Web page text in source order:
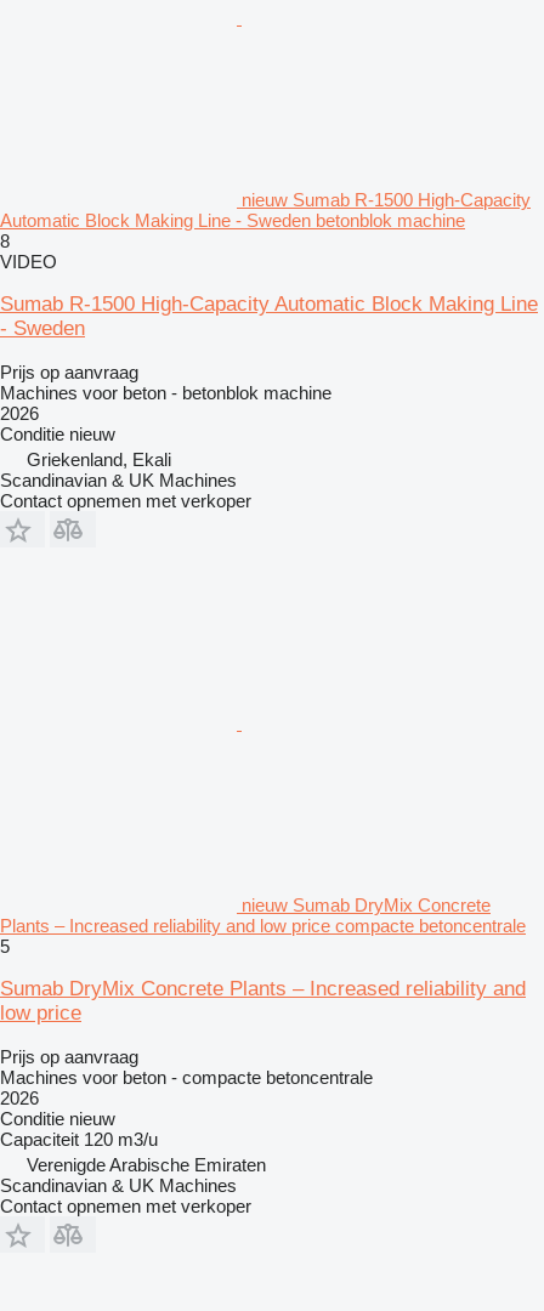
nieuw Sumab R-1500 High-Capacity
Automatic Block Making Line - Sweden betonblok machine
8
VIDEO
Sumab R-1500 High-Capacity Automatic Block Making Line
- Sweden
Prijs op aanvraag
Machines voor beton - betonblok machine
2026
Conditie nieuw
Griekenland, Ekali
Scandinavian & UK Machines
Contact opnemen met verkoper
nieuw Sumab DryMix Concrete
Plants – Increased reliability and low price compacte betoncentrale
5
Sumab DryMix Concrete Plants – Increased reliability and
low price
Prijs op aanvraag
Machines voor beton - compacte betoncentrale
2026
Conditie nieuw
Capaciteit 120 m3/u
Verenigde Arabische Emiraten
Scandinavian & UK Machines
Contact opnemen met verkoper